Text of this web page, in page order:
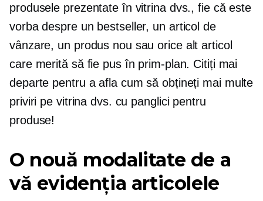
produsele prezentate în vitrina dvs., fie că este
vorba despre un bestseller, un articol de
vânzare, un produs nou sau orice alt articol
care merită să fie pus în prim-plan. Citiți mai
departe pentru a afla cum să obțineți mai multe
priviri pe vitrina dvs. cu panglici pentru
produse!
O nouă modalitate de a
vă evidenția articolele